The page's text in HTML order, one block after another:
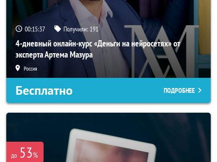
00:15:37 Получили: 191
4-дневный онлайн-курс «Деньги на нейросетях» от
эксперта Артема Мазура
Россия
Бесплатно ПОДРОБНЕЕ
до 53%